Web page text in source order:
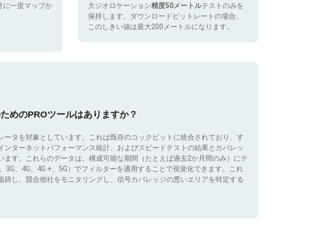
に一度マップか
大ジオロケーション精度50メートルテストのみを
保持します。ダウンロードビットレートの場合、
このしきい値は最大200メートルになります。
めのPROツールはありますか？
ータを対象としています。これは既存のコックピットに統合されており、す
ンターネットパフォーマンス統計、およびスピードテストの結果とカバレッ
ます。これらのデータは、構成可能な期間（たとえば過去2か月間のみ）にテ
3G、4G、4G +、5G）でフィルターを適用することで視覚化できます。これ
跡し、競合他社をモニタリングし、信号カバレッジの悪いエリアを特定する